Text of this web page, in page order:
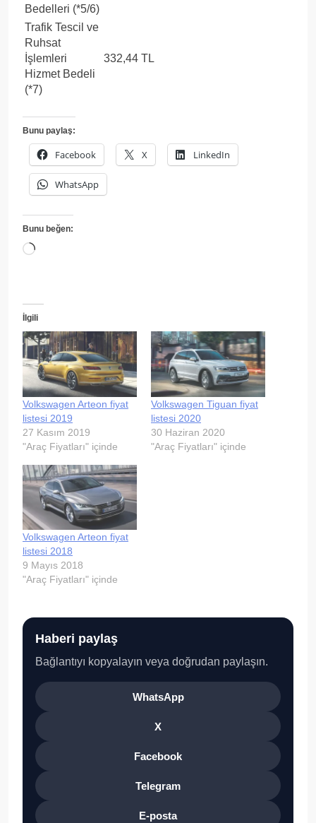
Bedelleri (*5/6)
Trafik Tescil ve
Ruhsat
İşlemleri
Hizmet Bedeli
(*7)
332,44 TL
Bunu paylaş:
Facebook X LinkedIn
WhatsApp
Bunu beğen:
Yükleniyor...
İlgili
Volkswagen Arteon fiyat
listesi 2019
27 Kasım 2019
"Araç Fiyatları" içinde
Volkswagen Tiguan fiyat
listesi 2020
30 Haziran 2020
"Araç Fiyatları" içinde
Volkswagen Arteon fiyat
listesi 2018
9 Mayıs 2018
"Araç Fiyatları" içinde
Haberi paylaş
Bağlantıyı kopyalayın veya doğrudan paylaşın.
WhatsApp
X
Facebook
Telegram
E-posta